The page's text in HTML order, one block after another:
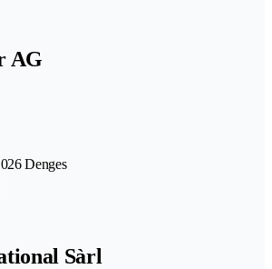
AG
Denges
Sàrl